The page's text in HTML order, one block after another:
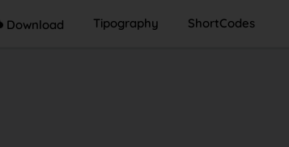
Download Tipography ShortCodes